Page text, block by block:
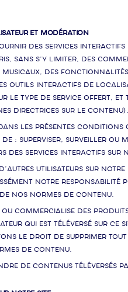
ET MODÉRATION
des services
sans s’y limiter, des
musicaux, des
outils interactifs de
le type de service offert, et
directrices sur le contenu).
les présentes conditions
de : superviser, surveiller
des services interactifs sur
d’autres utilisateurs sur
notre
nos normes de contenu.
commercialise des
qui est téléversé sur
le droit de supprimer
de contenu.
de contenus téléversés